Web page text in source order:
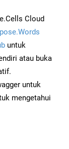
Cloud
untuk
atau buka
untuk
mengetahui